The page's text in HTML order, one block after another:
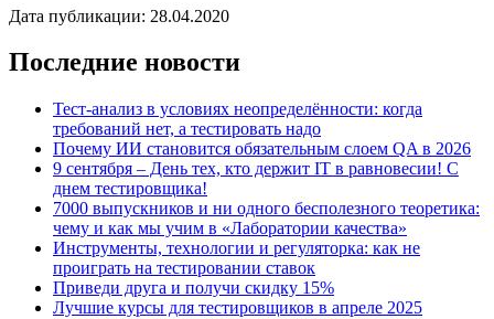
Дата публикации: 28.04.2020
Последние новости
Тест-анализ в условиях неопределённости: когда
требований нет, а тестировать надо
Почему ИИ становится обязательным слоем QA в 2026
9 сентября – День тех, кто держит IT в равновесии! С
днем тестировщика!
7000 выпускников и ни одного бесполезного теоретика:
чему и как мы учим в «Лаборатории качества»
Инструменты, технологии и регуляторка: как не
проиграть на тестировании ставок
Приведи друга и получи скидку 15%
Лучшие курсы для тестировщиков в апреле 2025